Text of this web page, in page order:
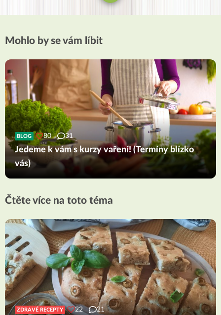
Mohlo by se vám líbit
BLOG 80 31
Jedeme k vám s kurzy vaření! (Termíny blízko
vás)
Čtěte více na toto téma
ZDRAVÉ RECEPTY 22 21